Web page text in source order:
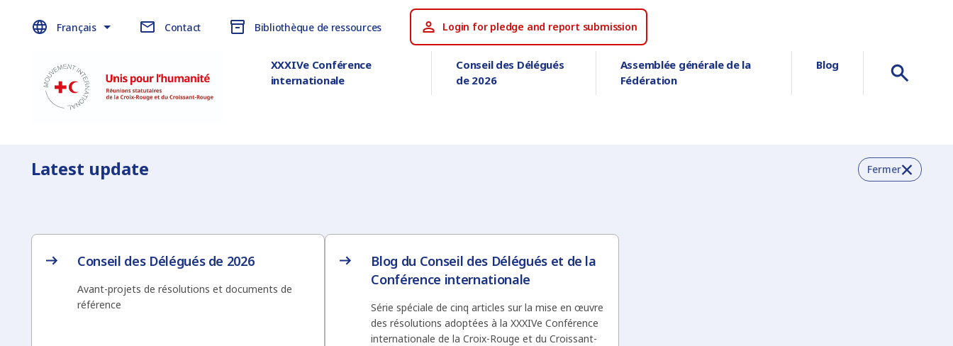
Français Contact Bibliothèque de ressources Login for pledge and report submission
XXXIVe Conférence
internationale
Conseil des Délégués
de 2026
Assemblée générale de la
Fédération
Blog
Latest update Fermer
Conseil des Délégués de 2026
Avant-projets de résolutions et documents de
référence
Blog du Conseil des Délégués et de la
Conférence internationale
Série spéciale de cinq articles sur la mise en œuvre
des résolutions adoptées à la XXXIVe Conférence
internationale de la Croix-Rouge et du Croissant-